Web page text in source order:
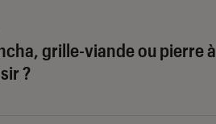
grille-viande ou pierre à
?